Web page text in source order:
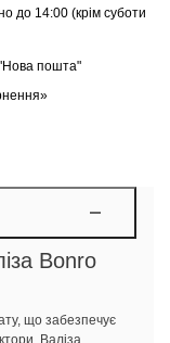
до 14:00 (крім суботи
"Нова пошта"
Bonro
що забезпечує
Валіза